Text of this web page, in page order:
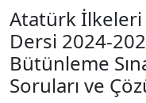
Atatürk İlkeleri
Dersi 2024-
Bütünleme
Soruları ve